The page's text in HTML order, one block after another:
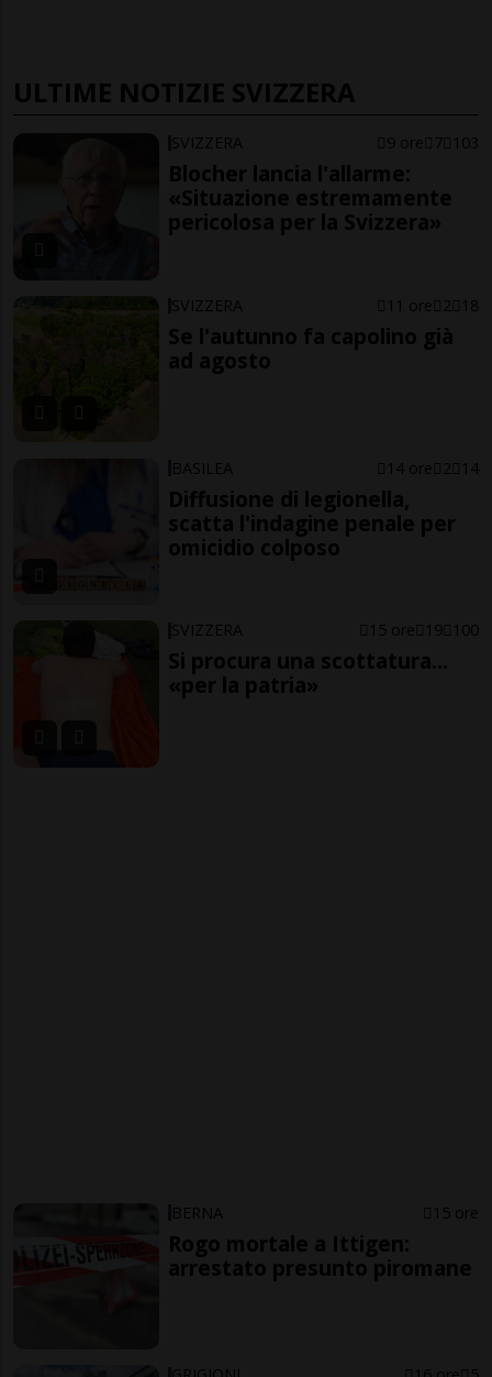
ULTIME NOTIZIE SVIZZERA
SVIZZERA 9 ore 7 103
Blocher lancia l'allarme:
«Situazione estremamente
pericolosa per la Svizzera»
SVIZZERA 11 ore 2 18
Se l'autunno fa capolino già
ad agosto
BASILEA 14 ore 2 14
Diffusione di legionella,
scatta l'indagine penale per
omicidio colposo
SVIZZERA 15 ore 19 100
Si procura una scottatura...
«per la patria»
BERNA 15 ore
Rogo mortale a Ittigen:
arrestato presunto piromane